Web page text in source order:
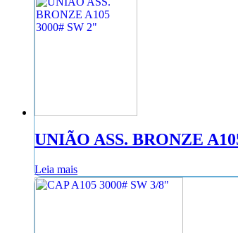
UNIÃO ASS. BRONZE
Leia mais